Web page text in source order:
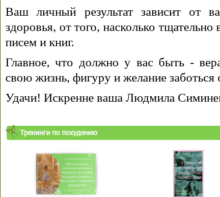
Ваш личный результат зависит от
здоровья, от того, насколько
писем и книг.
Главное, что должно у вас быть -
свою жизнь, фигуру и желание заботься
Удачи! Искренне ваша Людмила
Тренинги по похудению